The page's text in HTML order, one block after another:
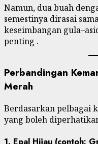
Namun, dua buah
semestinya dirasai
keseimbangan
penting .
Perbandingan
Merah
Berdasarkan pelbagai
yang boleh